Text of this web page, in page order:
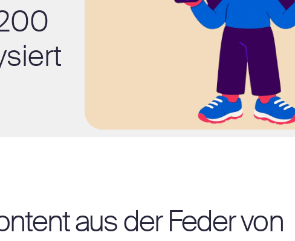
aus der Feder von